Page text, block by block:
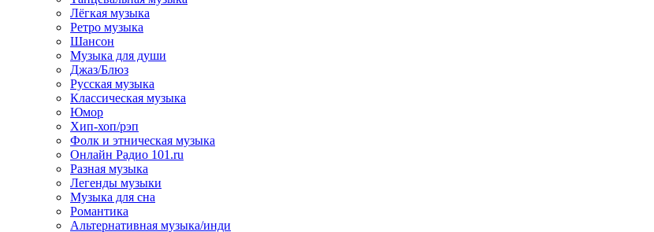
Лёгкая музыка
Ретро музыка
Шансон
Музыка для души
Джаз/Блюз
Русская музыка
Классическая музыка
Юмор
Хип-хоп/рэп
Фолк и этническая музыка
Онлайн Радио 101.ru
Разная музыка
Легенды музыки
Музыка для сна
Романтика
Альтернативная музыка/инди